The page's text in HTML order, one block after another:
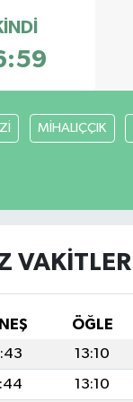
MİHALIÇÇIK
ÖĞLE
13:10
13:10